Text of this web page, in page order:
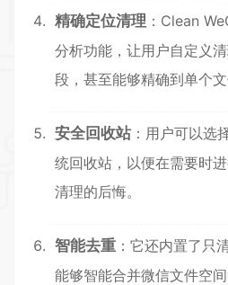
精确定位清理 ：Clean
分析功能，让用户自定义
段，甚至能够精确到单个文
安全回收站：用户可以选
统回收站，以便在需要时
清理的后悔。
智能去重 ：它还内置了只
能够智能合并微信文件空